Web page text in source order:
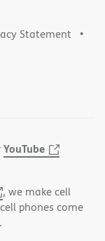
Statement
YouTube
, we make cell
phones come